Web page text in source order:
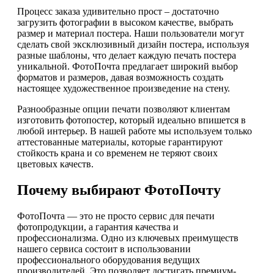
Процесс заказа удивительно прост – достаточно
загрузить фотографии в высоком качестве, выбрать
размер и материал постера. Наши пользователи могут
сделать свой эксклюзивный дизайн постера, используя
разные шаблоны, что делает каждую печать постера
уникальной. ФотоПочта предлагает широкий выбор
форматов и размеров, давая возможность создать
настоящее художественное произведение на стену.
Разнообразные опции печати позволяют клиентам
изготовить фотопостер, который идеально впишется в
любой интерьер. В нашей работе мы используем только
аттестованные материалы, которые гарантируют
стойкость крана и со временем не теряют своих
цветовых качеств.
Почему выбирают ФотоПочту
ФотоПочта — это не просто сервис для печати
фотопродукции, а гарантия качества и
профессионализма. Одно из ключевых преимуществ
нашего сервиса состоит в использовании
профессионального оборудования ведущих